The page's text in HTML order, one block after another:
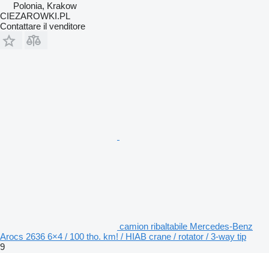
Polonia, Krakow
CIEZAROWKI.PL
Contattare il venditore
camion ribaltabile Mercedes-Benz
Arocs 2636 6×4 / 100 tho. km! / HIAB crane / rotator / 3-way tip
9